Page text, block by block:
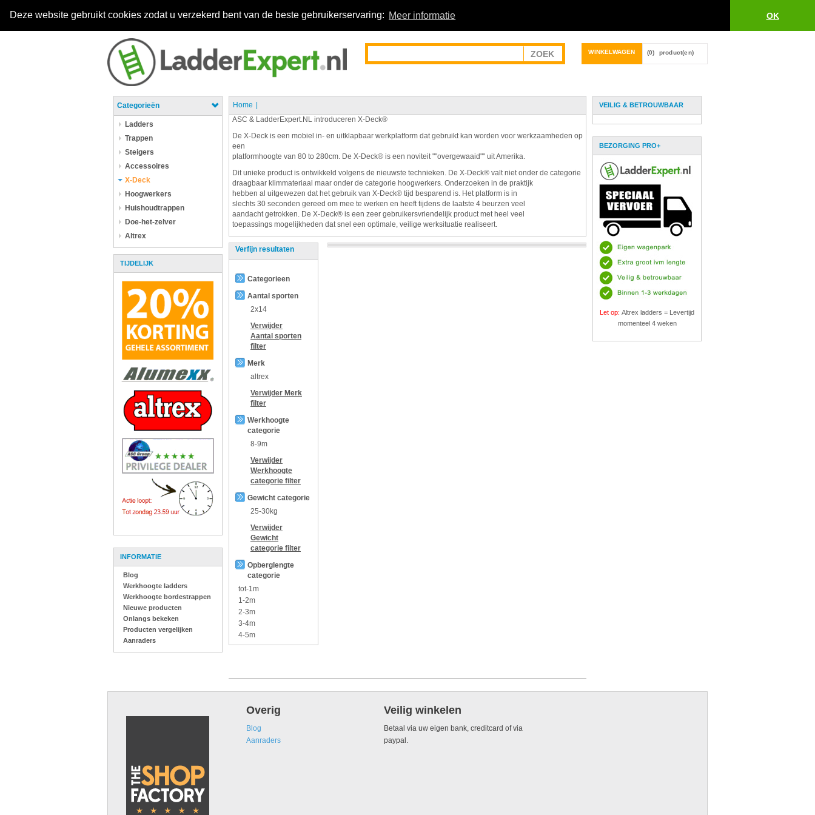
Deze website gebruikt cookies zodat u verzekerd bent van de beste gebruikerservaring: Meer informatie OK
WINKELWAGEN (0) product(en)
Categorieën
Ladders
Trappen
Steigers
Accessoires
X-Deck
Hoogwerkers
Huishoudtrappen
Doe-het-zelver
Altrex
TIJDELIJK
INFORMATIE
Blog
Werkhoogte ladders
Werkhoogte bordestrappen
Nieuwe producten
Onlangs bekeken
Producten vergelijken
Aanraders
Home
ASC & LadderExpert.NL introduceren X-Deck®
De X-Deck is een mobiel in- en uitklapbaar werkplatform dat gebruikt kan worden voor werkzaamheden op
een
platformhoogte van 80 to 280cm. De X-Deck® is een noviteit ""overgewaaid"" uit Amerika.
Dit unieke product is ontwikkeld volgens de nieuwste technieken. De X-Deck® valt niet onder de categorie
draagbaar klimmateriaal maar onder de categorie hoogwerkers. Onderzoeken in de praktijk
hebben al uitgewezen dat het gebruik van X-Deck® tijd besparend is. Het platform is in
slechts 30 seconden gereed om mee te werken en heeft tijdens de laatste 4 beurzen veel
aandacht getrokken. De X-Deck® is een zeer gebruikersvriendelijk product met heel veel
toepassings mogelijkheden dat snel een optimale, veilige werksituatie realiseert.
Verfijn resultaten
Categorieen
Aantal sporten
2x14
Verwijder
Aantal sporten
filter
Merk
altrex
Verwijder Merk
filter
Werkhoogte
categorie
8-9m
Verwijder
Werkhoogte
categorie filter
Gewicht categorie
25-30kg
Verwijder
Gewicht
categorie filter
Opberglengte
categorie
tot-1m
1-2m
2-3m
3-4m
4-5m
VEILIG & BETROUWBAAR
BEZORGING PRO+
Let op: Altrex ladders = Levertijd
momenteel 4 weken
Overig
Blog
Aanraders
Veilig winkelen
Betaal via uw eigen bank, creditcard of via
paypal.